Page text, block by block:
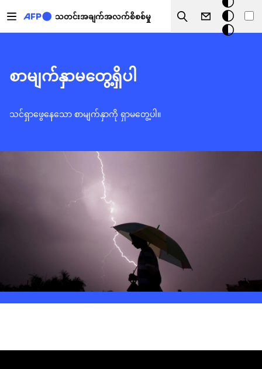
သတင်းအချက်အလက်စိစစ်မှု
Search
မှောင်
မုဒ်
စာမျက်နှာမတွေ့ရှိပါ
သင်ရှာဖွေနေသော စာမျက်နှာကို ရှာမတွေ့ပါ။